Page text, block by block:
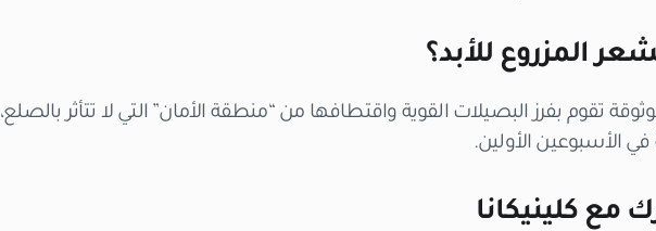
المزروع للأبد؟
تقوم بفرز البصيلات القوية واقتطافها من “منطقة الأمان” التي لا تتأثر بالصلع،
الأسبوعين الأولين.
كلينيكانا